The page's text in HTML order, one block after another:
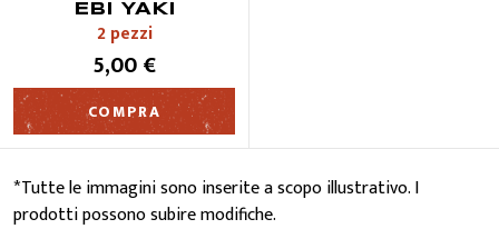
EBI YAKI
2 pezzi
5,00 €
COMPRA
*Tutte le immagini sono inserite a scopo illustrativo. I
prodotti possono subire modifiche.